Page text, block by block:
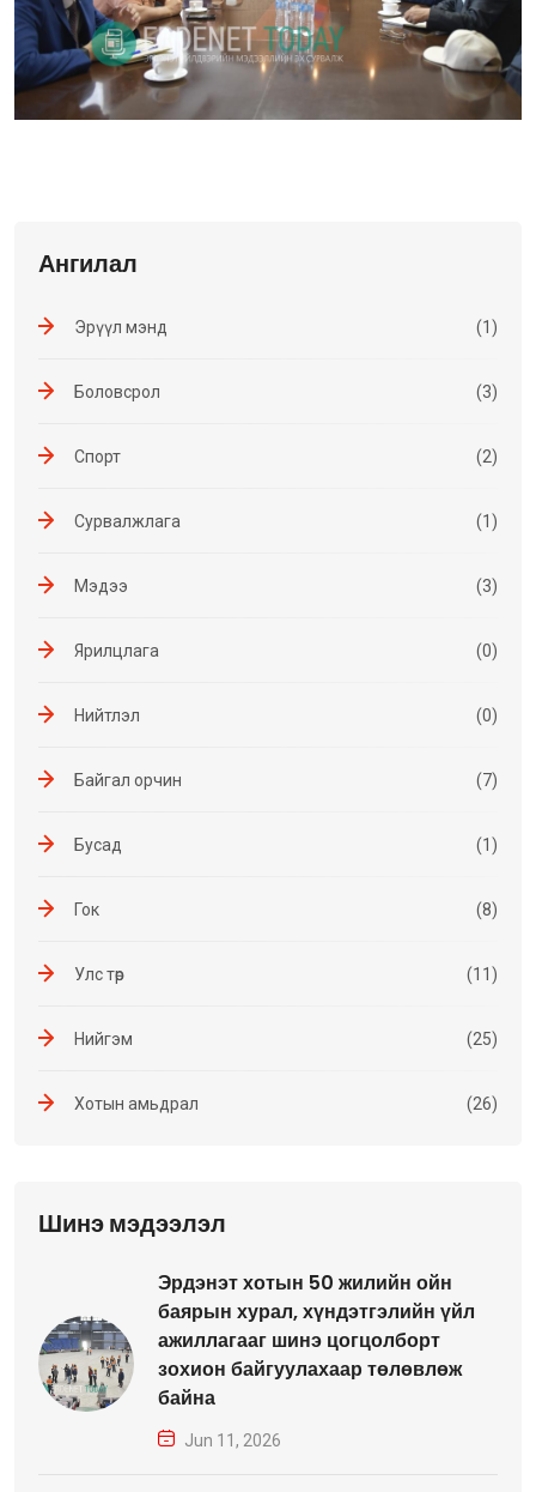
Ангилал
Эрүүл мэнд (1)
Боловсрол (3)
Спорт (2)
Сурвалжлага (1)
Мэдээ (3)
Ярилцлага (0)
Нийтлэл (0)
Байгал орчин (7)
Бусад (1)
Гок (8)
Улс төр (11)
Нийгэм (25)
Хотын амьдрал (26)
Шинэ мэдээлэл
Эрдэнэт хотын 50 жилийн ойн
баярын хурал, хүндэтгэлийн үйл
ажиллагааг шинэ цогцолборт
зохион байгуулахаар төлөвлөж
байна
Jun 11, 2026